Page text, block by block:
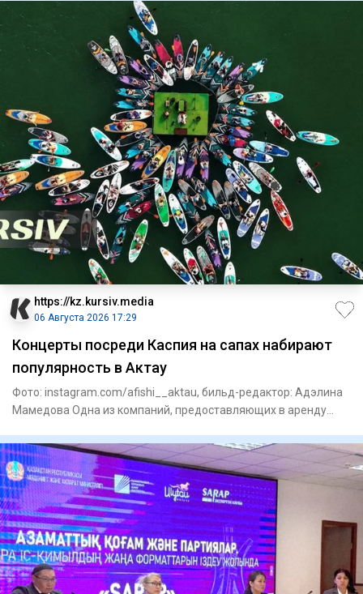
https://kz.kursiv.media
06 Августа 2026 17:29
Концерты посреди Каспия на сапах набирают
популярность в Актау
Фото: instagram.com/afishi__aktau, бильд-редактор: Адэлина
Мамедова Одна из компаний, предоставляющих в аренду